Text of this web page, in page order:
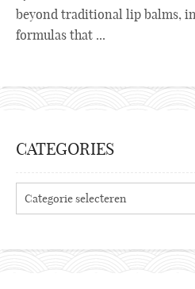
beyond traditional lip balms,
formulas that ...
CATEGORIES